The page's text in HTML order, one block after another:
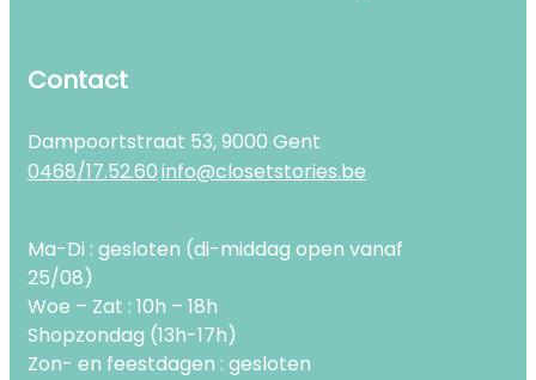
Contact
Dampoortstraat 53, 9000 Gent
0468/17.52.60info@closetstories.be
Ma-Di : gesloten (di-middag open vanaf
25/08)
Woe – Zat : 10h – 18h
Shopzondag (13h-17h)
Zon- en feestdagen : gesloten